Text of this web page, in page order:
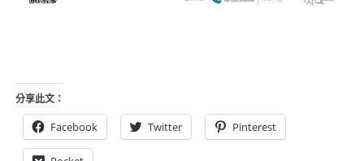
分享此文：
Facebook Twitter Pinterest